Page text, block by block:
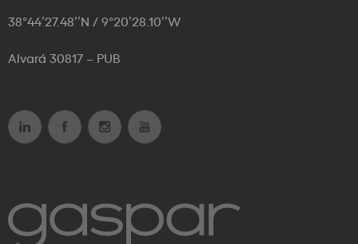
38°44’27.48’’N / 9°20’28.10’’W
Alvará 30817 – PUB